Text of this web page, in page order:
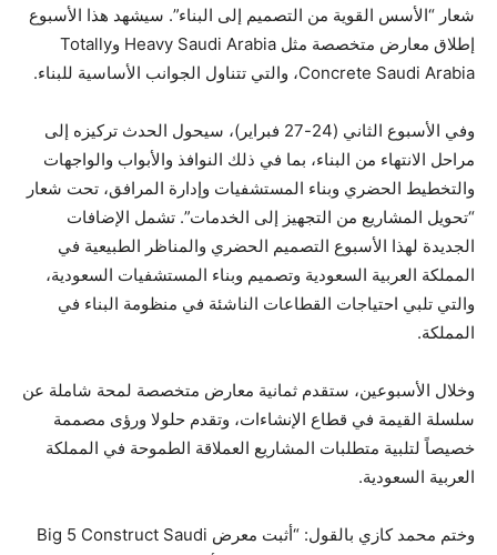
شعار “الأسس القوية من التصميم إلى البناء”. سيشهد هذا الأسبوع
إطلاق معارض متخصصة مثل Heavy Saudi Arabia وTotally
Concrete Saudi Arabia، والتي تتناول الجوانب الأساسية للبناء.
وفي الأسبوع الثاني (24-27 فبراير)، سيحول الحدث تركيزه إلى
مراحل الانتهاء من البناء، بما في ذلك النوافذ والأبواب والواجهات
والتخطيط الحضري وبناء المستشفيات وإدارة المرافق، تحت شعار
“تحويل المشاريع من التجهيز إلى الخدمات”. تشمل الإضافات
الجديدة لهذا الأسبوع التصميم الحضري والمناظر الطبيعية في
المملكة العربية السعودية وتصميم وبناء المستشفيات السعودية،
والتي تلبي احتياجات القطاعات الناشئة في منظومة البناء في
المملكة.
وخلال الأسبوعين، ستقدم ثمانية معارض متخصصة لمحة شاملة عن
سلسلة القيمة في قطاع الإنشاءات، وتقدم حلولا ورؤى مصممة
خصيصاً لتلبية متطلبات المشاريع العملاقة الطموحة في المملكة
العربية السعودية.
وختم محمد كازي بالقول: “أثبت معرض Big 5 Construct Saudi